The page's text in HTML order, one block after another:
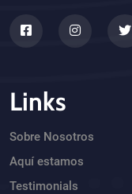
Links
Sobre Nosotros
Aquí estamos
Testimonials